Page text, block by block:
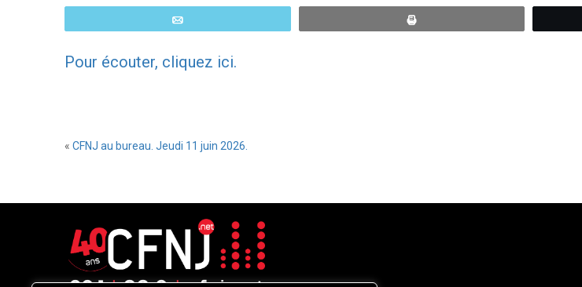
Pour écouter, cliquez ici.
« CFNJ au bureau. Jeudi 11 juin 2026.